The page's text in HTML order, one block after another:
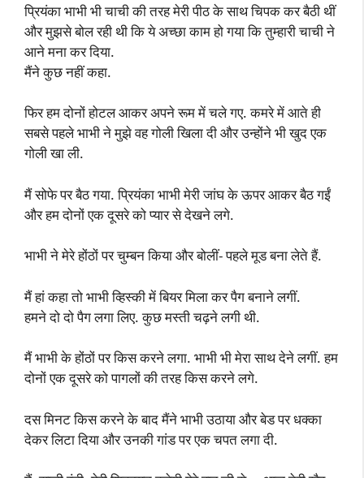
प्रियंका भाभी भी चाची की तरह मेरी पीठ के साथ चिपक कर बैठी थीं
और मुझसे बोल रही थी कि ये अच्छा काम हो गया कि तुम्हारी चाची ने
आने मना कर दिया.
मैंने कुछ नहीं कहा.
फिर हम दोनों होटल आकर अपने रूम में चले गए. कमरे में आते ही
सबसे पहले भाभी ने मुझे वह गोली खिला दी और उन्होंने भी खुद एक
गोली खा ली.
मैं सोफे पर बैठ गया. प्रियंका भाभी मेरी जांघ के ऊपर आकर बैठ गईं
और हम दोनों एक दूसरे को प्यार से देखने लगे.
भाभी ने मेरे होंठों पर चुम्बन किया और बोलीं- पहले मूड बना लेते हैं.
मैं हां कहा तो भाभी व्हिस्की में बियर मिला कर पैग बनाने लगीं.
हमने दो दो पैग लगा लिए. कुछ मस्ती चढ़ने लगी थी.
मैं भाभी के होंठों पर किस करने लगा. भाभी भी मेरा साथ देने लगीं. हम
दोनों एक दूसरे को पागलों की तरह किस करने लगे.
दस मिनट किस करने के बाद मैंने भाभी उठाया और बेड पर धक्का
देकर लिटा दिया और उनकी गांड पर एक चपत लगा दी.